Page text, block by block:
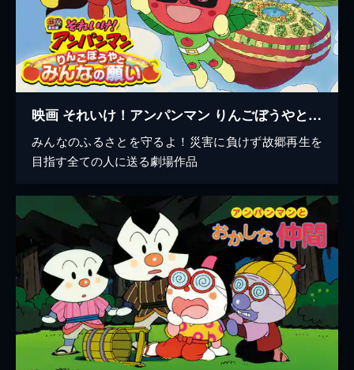
映画 それいけ！アンパンマン りんごぼうやとみんなの願い
みんなのふるさとを守るよ！災害に負けず故郷再生を
目指す全ての人に送る劇場作品